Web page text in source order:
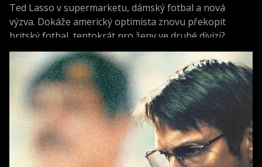
Ted Lasso v supermarketu, dámský fotbal a nová
výzva. Dokáže americký optimista znovu překopit
britský fotbal, tentokrát pro ženy ve druhé divizi?